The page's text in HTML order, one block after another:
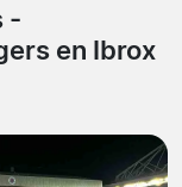
-
en Ibrox